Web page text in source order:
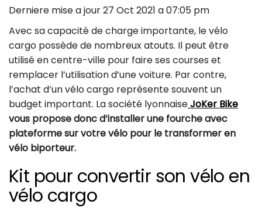
Derniere mise a jour 27 Oct 2021 a 07:05 pm
Avec sa capacité de charge importante, le vélo
cargo possède de nombreux atouts. Il peut être
utilisé en centre-ville pour faire ses courses et
remplacer l’utilisation d’une voiture. Par contre,
l’achat d’un vélo cargo représente souvent un
budget important. La société lyonnaiseJoKer Bike
vous propose donc d’installer une fourche avec
plateforme sur votre vélo pour le transformer en
vélo biporteur.
Kit pour convertir son vélo en
vélo cargo